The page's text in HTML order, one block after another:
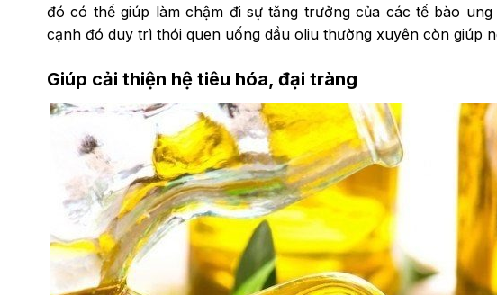
đó có thể giúp làm chậm đi sự tăng trưởng của các tế bào
cạnh đó duy trì thói quen uống dầu oliu thường xuyên còn giúp
Giúp cải thiện hệ tiêu hóa, đại tràng